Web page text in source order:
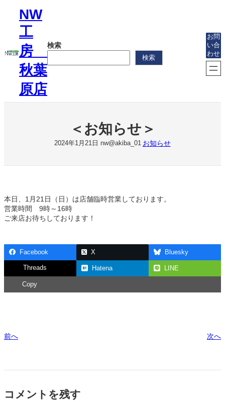
ッ
NW
工
房
秋葉
原店
検索
検索
お問
い合
わせ
＜お知らせ＞
2024年1月21日 nw@akiba_01 お知らせ
本日、1月21日（日）は店舗臨時営業しております。
営業時間 9時～16時
ご来店お待ちしております！
Facebook X Bluesky
Threads Hatena LINE
Copy
前へ 次へ
コメントを残す